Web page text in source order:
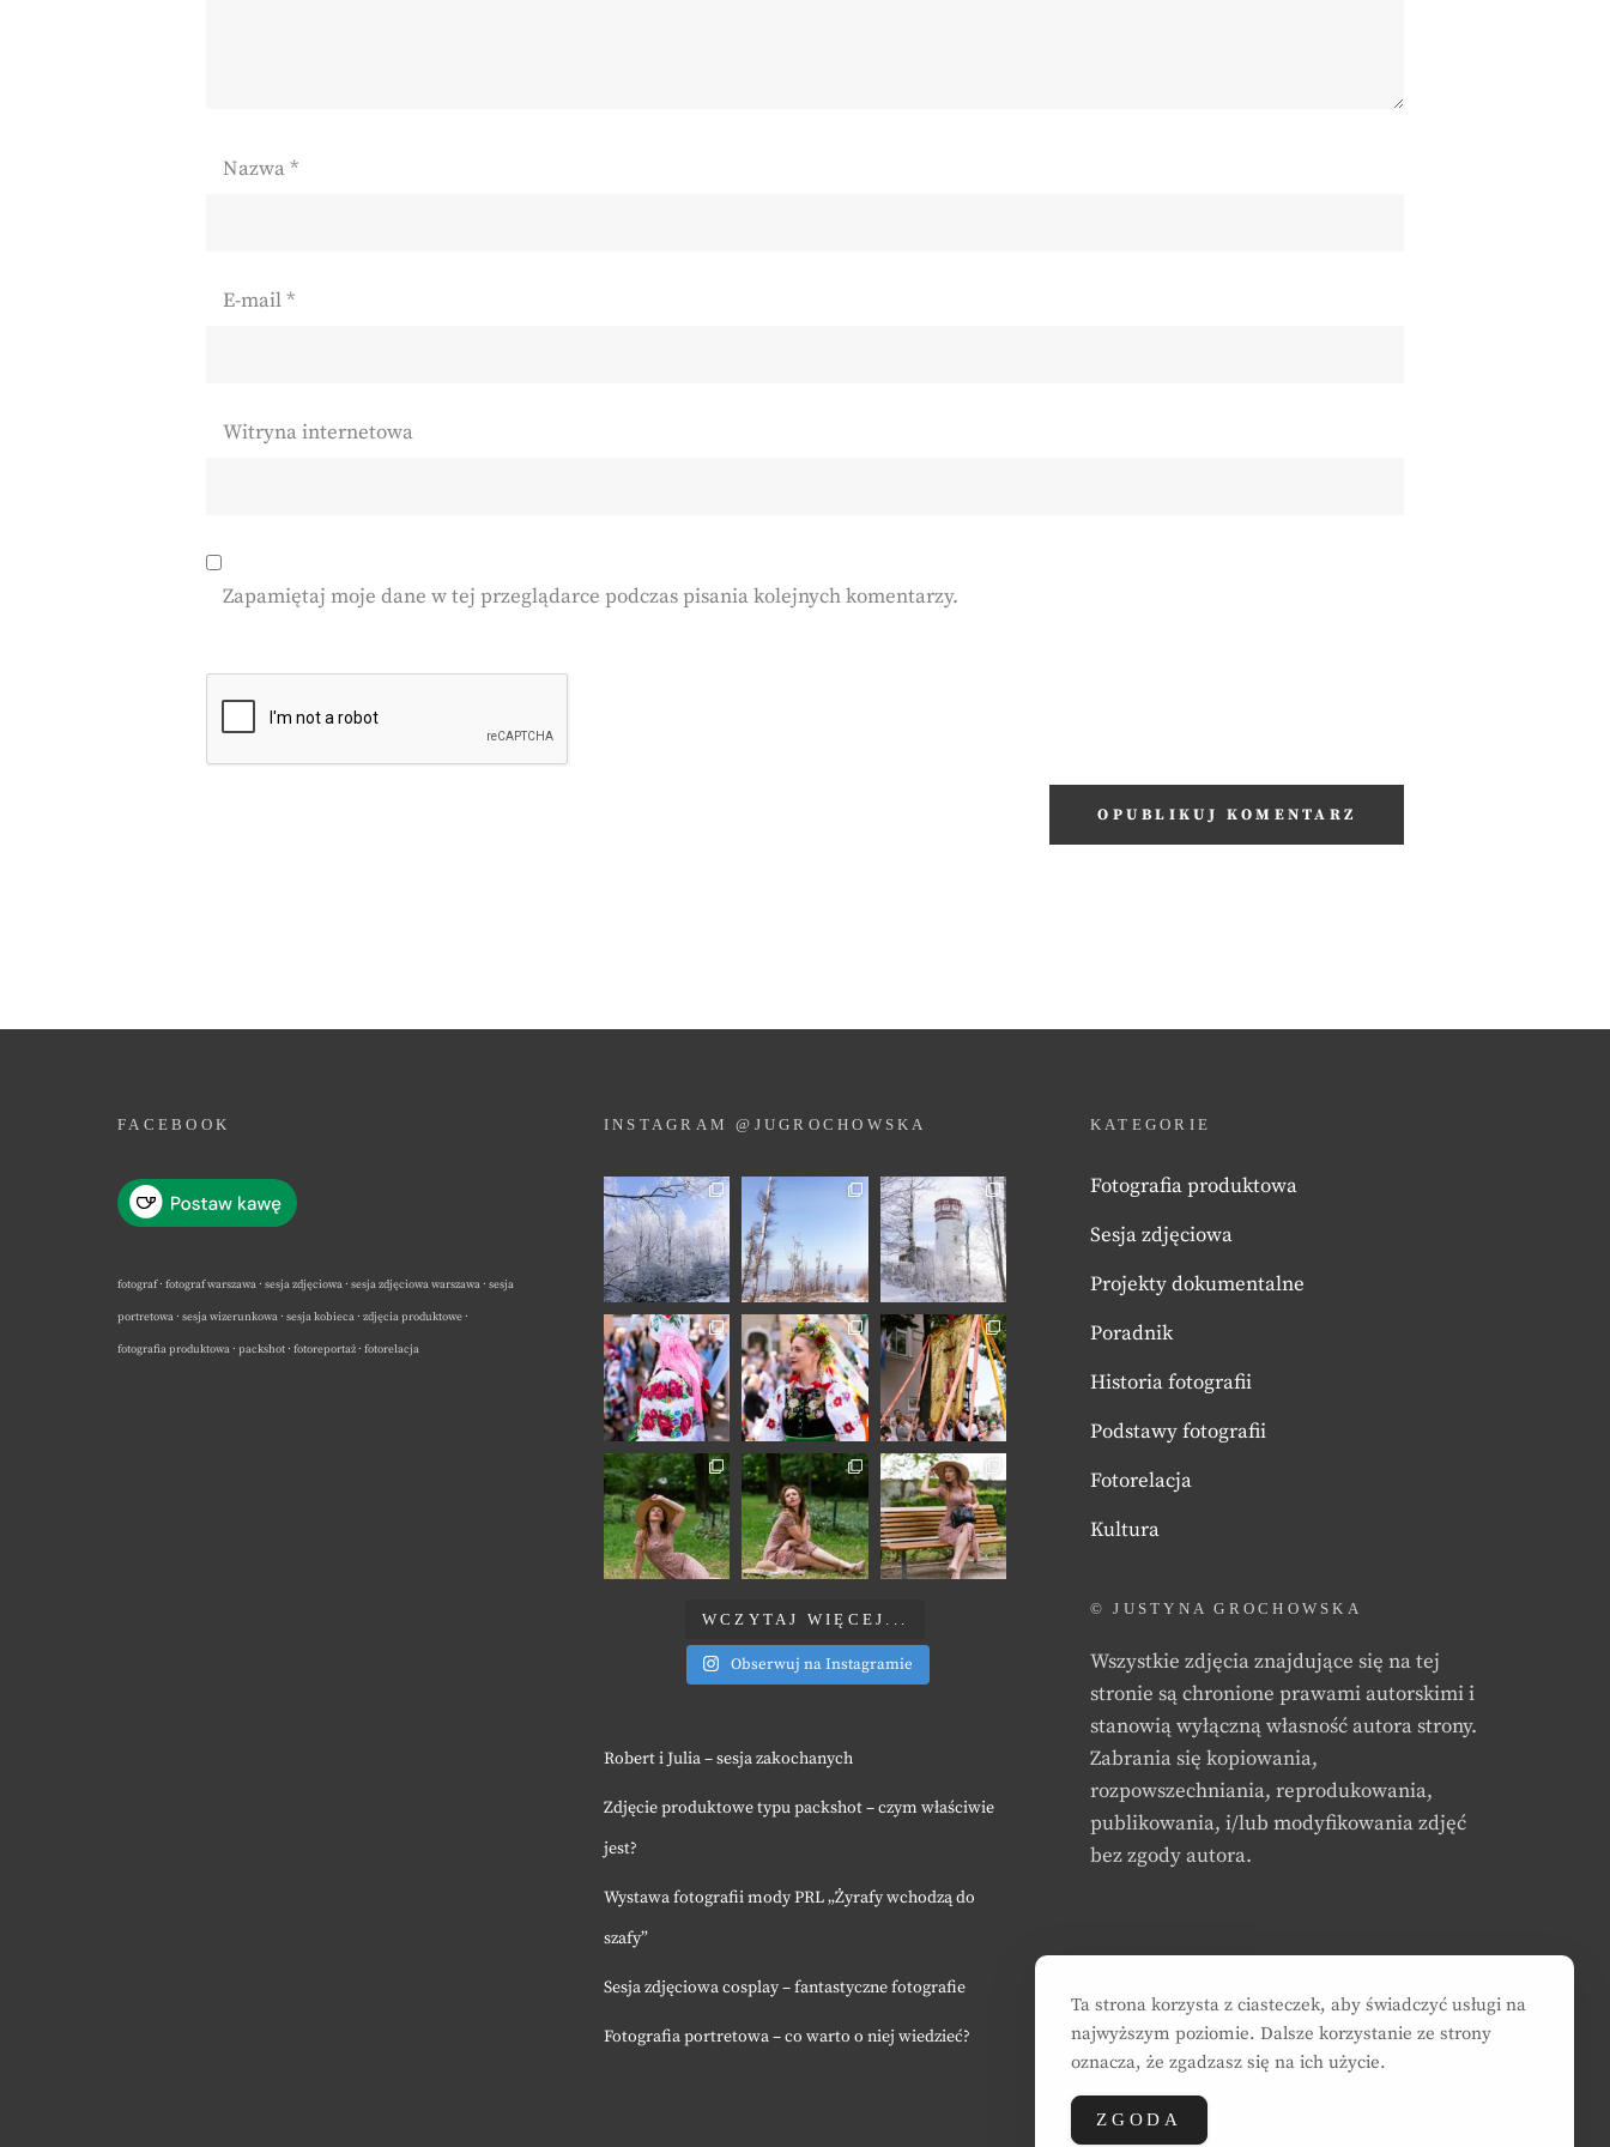
Nazwa*
E-mail*
Witryna internetowa
Zapamiętaj moje dane w tej przeglądarce podczas pisania kolejnych komentarzy.
FACEBOOK
fotograf · fotograf warszawa · sesja zdjęciowa · sesja zdjęciowa warszawa · sesja
portretowa · sesja wizerunkowa · sesja kobieca · zdjęcia produktowe ·
fotografia produktowa · packshot · fotoreportaż · fotorelacja
INSTAGRAM @JUGROCHOWSKA
WCZYTAJ WIĘCEJ...
Obserwuj na Instagramie
Robert i Julia – sesja zakochanych
Zdjęcie produktowe typu packshot – czym właściwie
jest?
Wystawa fotografii mody PRL „Żyrafy wchodzą do
szafy”
Sesja zdjęciowa cosplay – fantastyczne fotografie
Fotografia portretowa – co warto o niej wiedzieć?
KATEGORIE
Fotografia produktowa
Sesja zdjęciowa
Projekty dokumentalne
Poradnik
Historia fotografii
Podstawy fotografii
Fotorelacja
Kultura
© JUSTYNA GROCHOWSKA
Wszystkie zdjęcia znajdujące się na tej
stronie są chronione prawami autorskimi i
stanowią wyłączną własność autora strony.
Zabrania się kopiowania,
rozpowszechniania, reprodukowania,
publikowania, i/lub modyfikowania zdjęć
bez zgody autora.
Ta strona korzysta z ciasteczek, aby świadczyć usługi na
najwyższym poziomie. Dalsze korzystanie ze strony
oznacza, że zgadzasz się na ich użycie.
ZGODA